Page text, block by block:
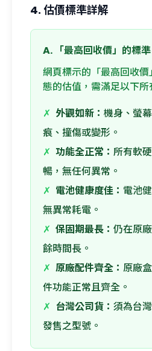
4. 估價標準詳解
A. 「最高回收價」的標準
網頁標示的「最高回收
態的估值，需滿足以下所
✗ 外觀如新： 機身、螢
痕、撞傷或變形。
✗ 功能全正常： 所有軟
暢，無任何異常。
✗ 電池健康度佳： 電池
無異常耗電。
✗ 保固期最長： 仍在原
餘時間長。
✗ 原廠配件齊全： 原廠
件功能正常且齊全。
✗ 台灣公司貨： 須為台
發售之型號。